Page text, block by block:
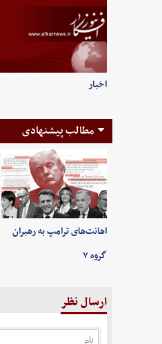
اخبار
مطالب پیشنهادی
اهانت‌های ترامپ به رهبران
گروه ۷
ارسال نظر